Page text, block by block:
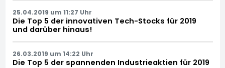
25.04.2019 um 11:27 Uhr
Die Top 5 der innovativen Tech-Stocks für 2019
und darüber hinaus!
26.03.2019 um 14:22 Uhr
Die Top 5 der spannenden Industrieaktien für 2019